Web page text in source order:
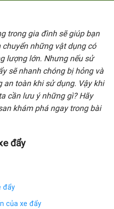
trong gia đình sẽ giúp bạn
những vật dụng có
lượng lớn. Nhưng nếu sử
sẽ nhanh chóng bị hỏng và
an toàn khi sử dụng. Vậy khi
cần lưu ý những gì? Hãy
khám phá ngay trong bài
đẩy
đẩy
của xe đẩy